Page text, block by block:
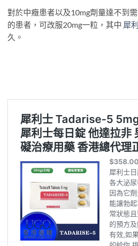
對於中癥患者以及10mg劑量達不到
的患者，可改服20mg一粒，其中 犀
久。